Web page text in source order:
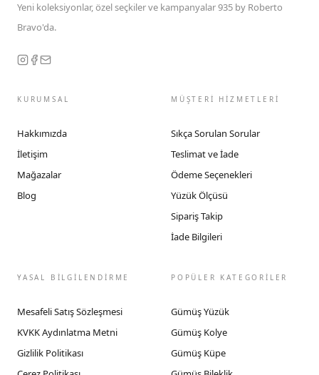
Yeni koleksiyonlar, özel seçkiler ve kampanyalar 935 by Roberto
Bravo'da.
KURUMSAL
Hakkımızda
İletişim
Mağazalar
Blog
MÜŞTERİ HİZMETLERİ
Sıkça Sorulan Sorular
Teslimat ve İade
Ödeme Seçenekleri
Yüzük Ölçüsü
Sipariş Takip
İade Bilgileri
YASAL BİLGİLENDİRME
Mesafeli Satış Sözleşmesi
KVKK Aydınlatma Metni
Gizlilik Politikası
POPÜLER KATEGORİLER
Gümüş Yüzük
Gümüş Kolye
Gümüş Küpe